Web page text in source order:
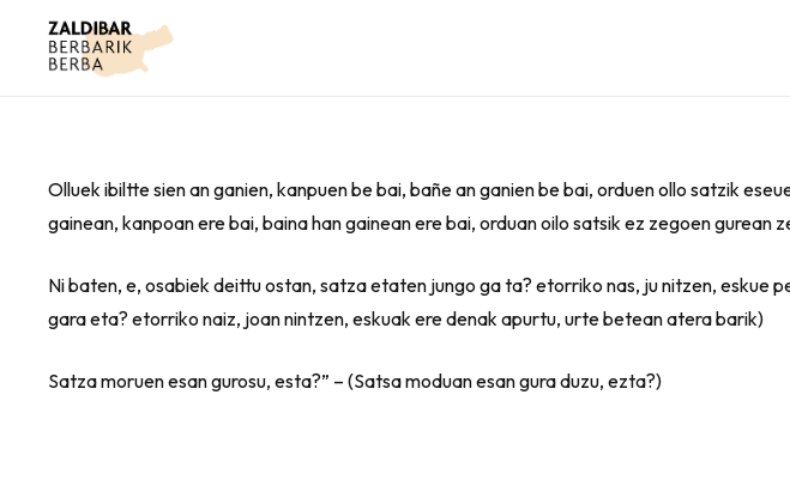
Olluek ibiltte sien an ganien, kanpuen be bai, bañe an ganien be bai, orduen ollo satzik
gainean, kanpoan ere bai, baina han gainean ere bai, orduan oilo satsik ez zegoen
Ni baten, e, osabiek deittu ostan, satza etaten jungo ga ta? etorriko nas, ju nitzen,
gara eta? etorriko naiz, joan nintzen, eskuak ere denak apurtu, urte betean atera barik)
Satza moruen esan gurosu, esta?” – (Satsa moduan esan gura duzu, ezta?)